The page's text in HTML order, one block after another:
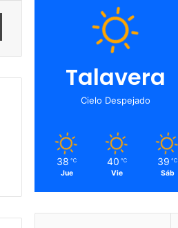
Talavera
Cielo Despejado
38 ℃
Jue
40 ℃
Vie
39 ℃
Sáb